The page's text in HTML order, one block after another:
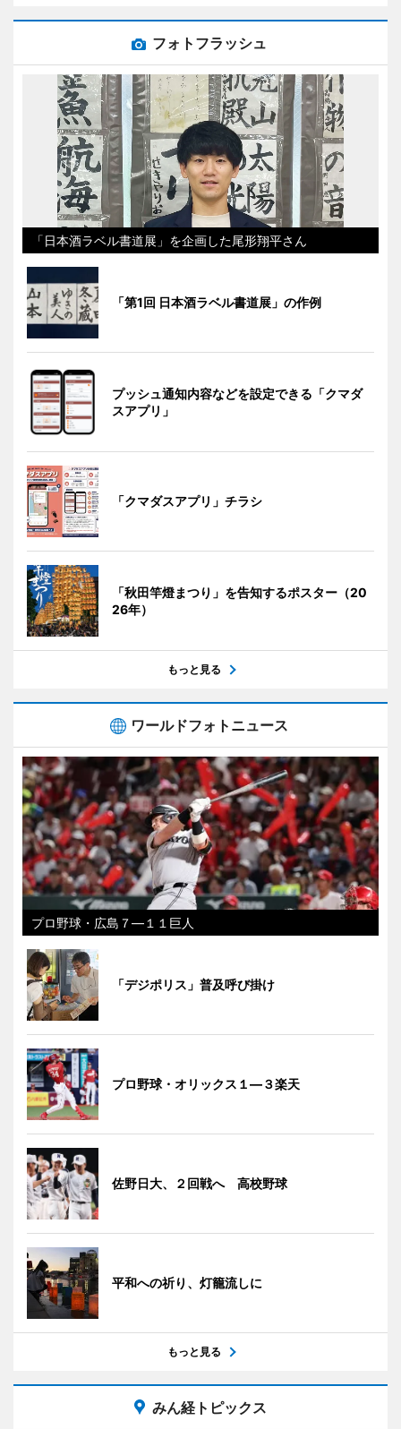
フォトフラッシュ
「日本酒ラベル書道展」を企画した尾形翔平さん
「第1回 日本酒ラベル書道展」の作例
プッシュ通知内容などを設定できる「クマダ
スアプリ」
「クマダスアプリ」チラシ
「秋田竿燈まつり」を告知するポスター（20
26年）
もっと見る
ワールドフォトニュース
プロ野球・広島７―１１巨人
「デジポリス」普及呼び掛け
プロ野球・オリックス１―３楽天
佐野日大、２回戦へ 高校野球
平和への祈り、灯籠流しに
もっと見る
みん経トピックス